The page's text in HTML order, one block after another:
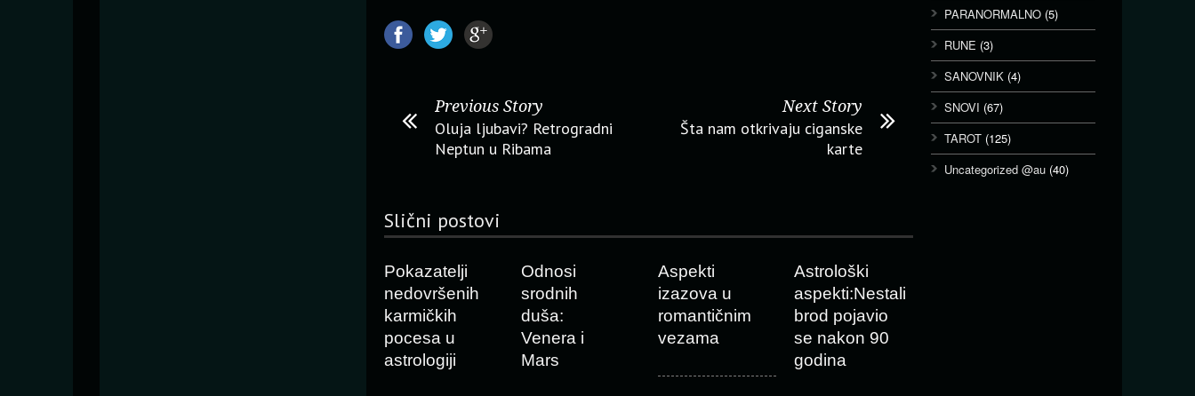
Previous Story
Oluja ljubavi? Retrogradni
Neptun u Ribama
Next Story
Šta nam otkrivaju ciganske
karte
Slični postovi
Pokazatelji
nedovršenih
karmičkih
pocesa u
astrologiji
Odnosi
srodnih
duša:
Venera i
Mars
Aspekti
izazova u
romantičnim
vezama
Astrološki
aspekti:Nestali
brod pojavio
se nakon 90
godina
PARANORMALNO (5)
RUNE (3)
SANOVNIK (4)
SNOVI (67)
TAROT (125)
Uncategorized @au (40)